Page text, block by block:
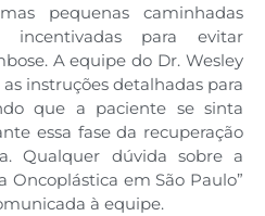
pequenas caminhadas
para evitar
A equipe do Dr. Wesley
instruções detalhadas para
que a paciente se sinta
essa fase da recuperação
Qualquer dúvida sobre a
Oncoplástica em São Paulo”
à equipe.